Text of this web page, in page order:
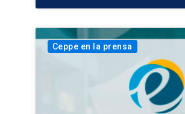
Ceppe en la prensa